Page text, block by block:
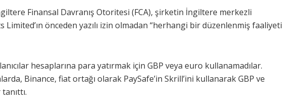
Finansal Davranış Otoritesi (FCA), şirketin İngiltere merkezli
önceden yazılı izin olmadan “herhangi bir düzenlenmiş faaliyeti
hesaplarına para yatırmak için GBP veya euro kullanamadılar.
Binance, fiat ortağı olarak PaySafe’in Skrill’ini kullanarak GBP ve